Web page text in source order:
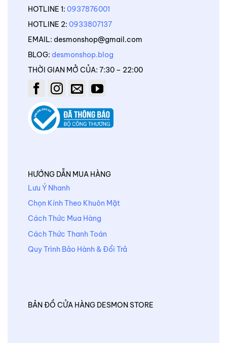
HOTLINE 1: 0937876001
HOTLINE 2: 0933807137
EMAIL: desmonshop@gmail.com
BLOG: desmonshop.blog
THỜI GIAN MỞ CỦA: 7:30 – 22:00
HƯỚNG DẪN MUA HÀNG
Lưu Ý Nhanh
Chọn Kính Theo Khuôn Mặt
Cách Thức Mua Hàng
Cách Thức Thanh Toán
Quy Trình Bảo Hành & Đổi Trả
BẢN ĐỒ CỬA HÀNG DESMON STORE